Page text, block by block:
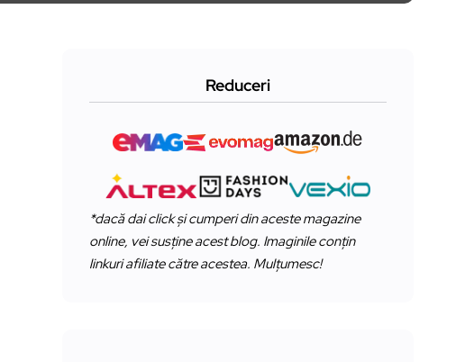
Reduceri
*dacă dai click și cumperi din aceste magazine
online, vei susține acest blog. Imaginile conțin
linkuri afiliate către acestea. Mulțumesc!